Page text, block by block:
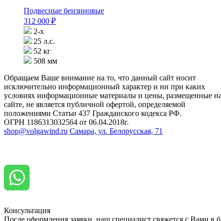
Подвесные бензиновые
312 000 ₽
2-х
25 л.с.
52 кг
508 мм
Обращаем Ваше внимание на то, что данный сайт носит
исключительно информационный характер и ни при каких
условиях информационные материалы и цены, размещенные на
сайте, не является публичной офертой, определяемой
положениями Статьи 437 Гражданского кодекса РФ.
ОГРН 1186313032564 от 06.04.2018г.
shop@volgawind.ru Самара, ул. Белорусская, 71
Консультация